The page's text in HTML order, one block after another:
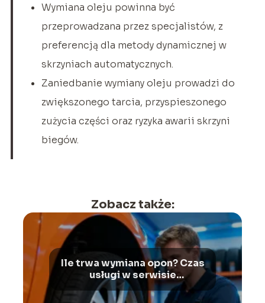
Wymiana oleju powinna być
przeprowadzana przez specjalistów, z
preferencją dla metody dynamicznej w
skrzyniach automatycznych.
Zaniedbanie wymiany oleju prowadzi do
zwiększonego tarcia, przyspieszonego
zużycia części oraz ryzyka awarii skrzyni
biegów.
Zobacz także:
Ile trwa wymiana opon? Czas
usługi w serwisie
wulkanizacyjnym